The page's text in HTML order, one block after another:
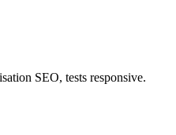
SEO, tests responsive.